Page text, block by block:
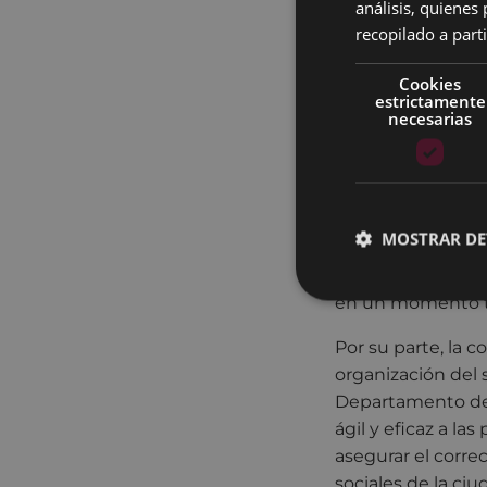
Además, el
Departamento
derivación más
esta
mejor
El alcalde de
poniendo todos
cercanía y
en un momento
Por su parte, la
organización del
Departamento
ágil y eficaz a
asegurar el
análisis,
recopilado a
Cookies
estrictamente
necesarias
MOSTRAR